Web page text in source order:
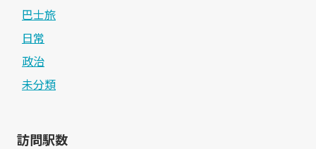
巴士旅
日常
政治
未分類
訪問駅数